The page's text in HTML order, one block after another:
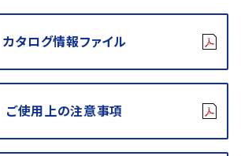
カタログ情報ファイル
ご使用上の注意事項